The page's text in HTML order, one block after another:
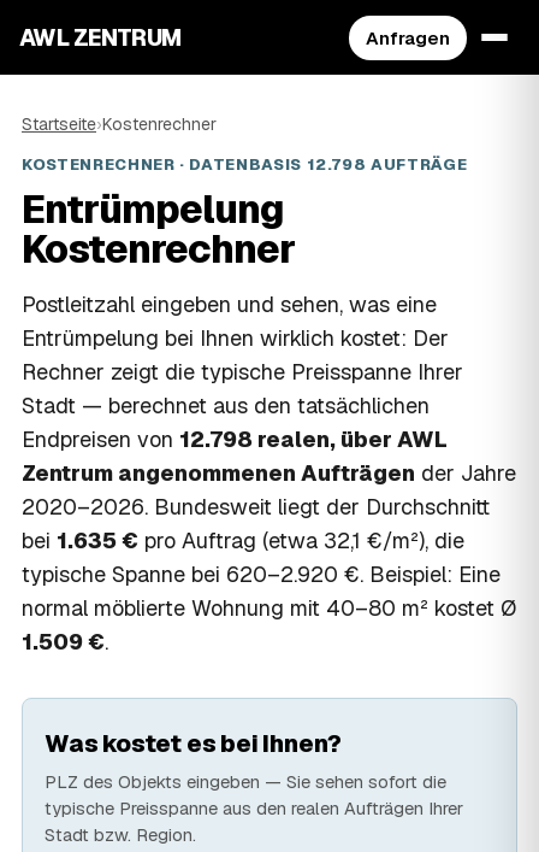
AWL ZENTRUM Anfragen
Startseite›Kostenrechner
KOSTENRECHNER · DATENBASIS 12.798 AUFTRÄGE
Entrümpelung
Kostenrechner
Postleitzahl eingeben und sehen, was eine
Entrümpelung bei Ihnen wirklich kostet: Der
Rechner zeigt die typische Preisspanne Ihrer
Stadt — berechnet aus den tatsächlichen
Endpreisen von 12.798 realen, über AWL
Zentrum angenommenen Aufträgen der Jahre
2020–2026. Bundesweit liegt der Durchschnitt
bei 1.635 € pro Auftrag (etwa 32,1 €/m²), die
typische Spanne bei 620–2.920 €. Beispiel: Eine
normal möblierte Wohnung mit 40–80 m² kostet Ø
1.509 €.
Was kostet es bei Ihnen?
PLZ des Objekts eingeben — Sie sehen sofort die
typische Preisspanne aus den realen Aufträgen Ihrer
Stadt bzw. Region.